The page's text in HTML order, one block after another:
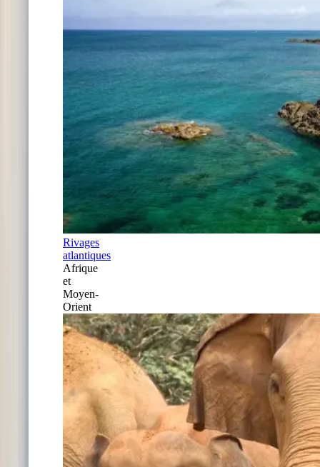
Rivages
atlantiques
Afrique
et
Moyen-
Orient